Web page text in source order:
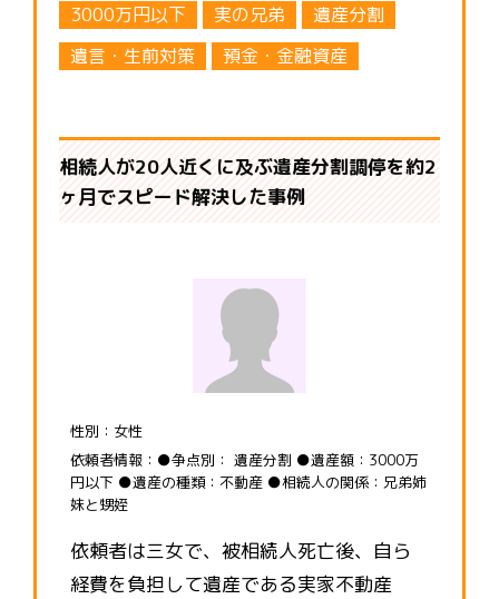
3000万円以下 実の兄弟
遺産分割
遺言・生前対策
預金・金融資産
相続人が20人近くに及ぶ遺産分割調停を約2
ヶ月でスピード解決した事例
性別：女性
依頼者情報：●争点別： 遺産分割 ●遺産額：3000万
円以下 ●遺産の種類：不動産 ●相続人の関係：兄弟姉
妹と甥姪
依頼者は三女で、被相続人死亡後、自ら
経費を負担して遺産である実家不動産